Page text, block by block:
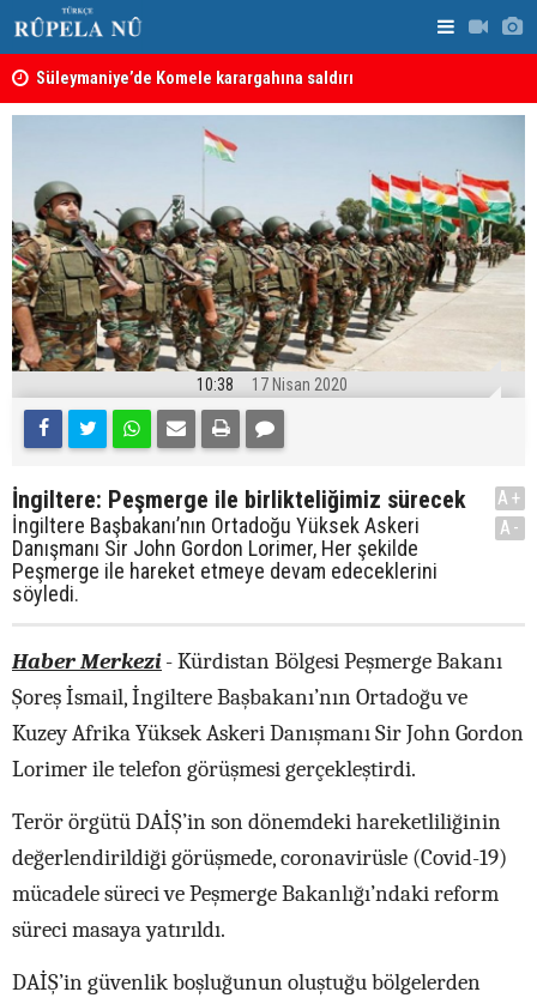
Süleymaniye’de Komele karargahına saldırı
sonuçlar
10:38 17 Nisan 2020
İngiltere: Peşmerge ile birlikteliğimiz sürecek
İngiltere Başbakanı’nın Ortadoğu Yüksek Askeri
Danışmanı Sir John Gordon Lorimer, Her şekilde
Peşmerge ile hareket etmeye devam edeceklerini
söyledi.
A+
A-
Haber Merkezi- Kürdistan Bölgesi Peşmerge Bakanı
Şoreş İsmail, İngiltere Başbakanı’nın Ortadoğu ve
Kuzey Afrika Yüksek Askeri Danışmanı Sir John Gordon
Lorimer ile telefon görüşmesi gerçekleştirdi.
Terör örgütü DAİŞ’in son dönemdeki hareketliliğinin
değerlendirildiği görüşmede, coronavirüsle (Covid-19)
mücadele süreci ve Peşmerge Bakanlığı’ndaki reform
süreci masaya yatırıldı.
DAİŞ’in güvenlik boşluğunun oluştuğu bölgelerden